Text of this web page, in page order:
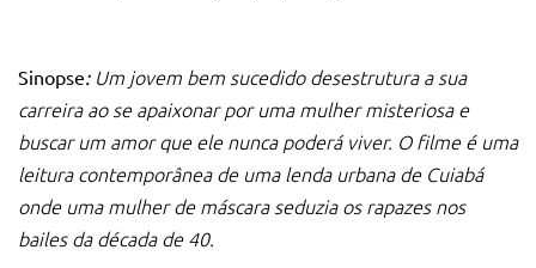
Sinopse: Um jovem bem sucedido desestrutura a sua
carreira ao se apaixonar por uma mulher misteriosa e
buscar um amor que ele nunca poderá viver. O filme é uma
leitura contemporânea de uma lenda urbana de Cuiabá
onde uma mulher de máscara seduzia os rapazes nos
bailes da década de 40.